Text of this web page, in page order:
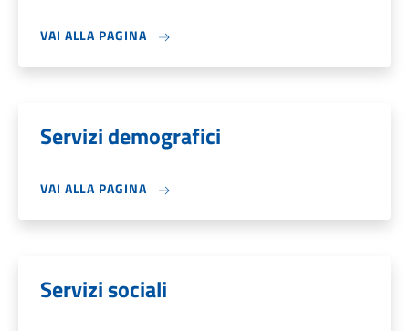
VAI ALLA PAGINA
Servizi demografici
VAI ALLA PAGINA
Servizi sociali